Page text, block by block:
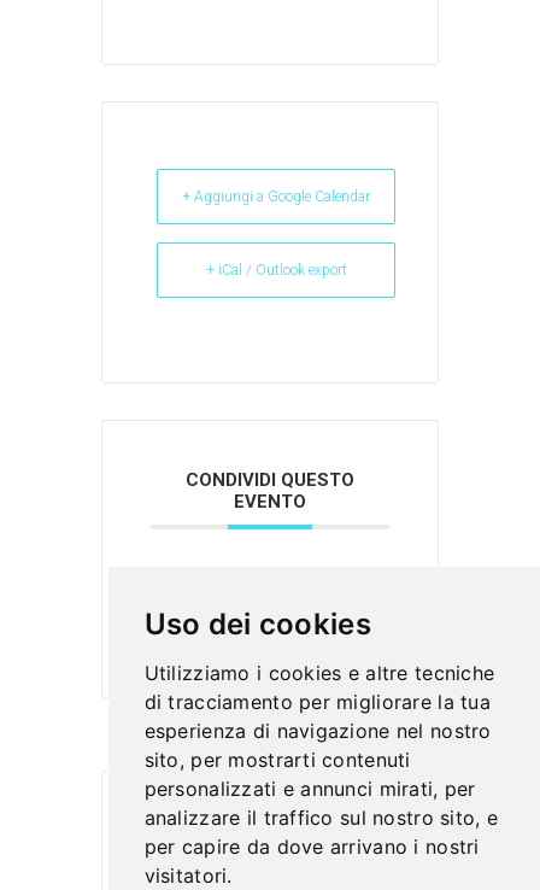
Uso dei cookies
Utilizziamo i cookies e altre tecniche
di tracciamento per migliorare la tua
esperienza di navigazione nel nostro
sito, per mostrarti contenuti
personalizzati e annunci mirati, per
analizzare il traffico sul nostro sito, e
per capire da dove arrivano i nostri
visitatori.
+ Aggiungi a Google Calendar
+ iCal / Outlook export
CONDIVIDI QUESTO
EVENTO